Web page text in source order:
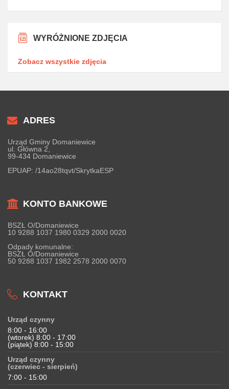
WYRÓŻNIONE ZDJĘCIA
Zobacz wszystkie zdjęcia
ADRES
Urząd Gminy Domaniewice
ul. Główna 2,
99-434 Domaniewice
EPUAP: /14ao28tqvt/SkrytkaESP
KONTO BANKOWE
BSZŁ O/Domaniewice
10 9288 1037 1980 0329 2000 0020
Odpady komunalne:
BSZŁ O/Domaniewice
50 9288 1037 1982 2578 2000 0070
KONTAKT
Urząd czynny
8:00 - 16:00
(wtorek) 8:00 - 17:00
(piątek) 8:00 - 15:00
Urząd czynny
(czerwiec - sierpień)
7:00 - 15:00